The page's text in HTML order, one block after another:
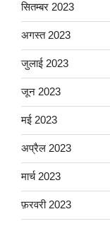
सितम्बर 2023
अगस्त 2023
जुलाई 2023
जून 2023
मई 2023
अप्रैल 2023
मार्च 2023
फ़रवरी 2023